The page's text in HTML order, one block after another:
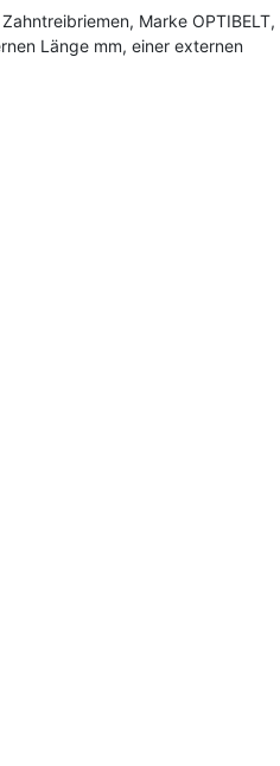
Marke OPTIBELT,
Länge mm, einer externen